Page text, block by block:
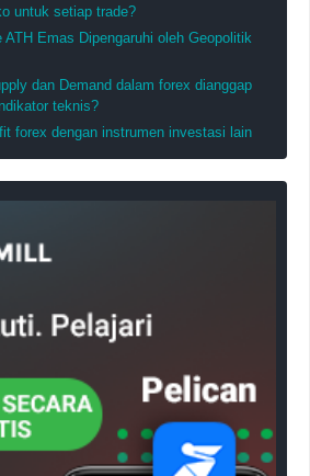
untuk setiap trade?
Emas Dipengaruhi oleh Geopolitik
dan Demand dalam forex dianggap
teknis?
forex dengan instrumen investasi lain